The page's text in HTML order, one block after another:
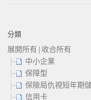
分類
展開所有 | 收合所有
中小企業
保障型
保險局仇視短年期
信用卡